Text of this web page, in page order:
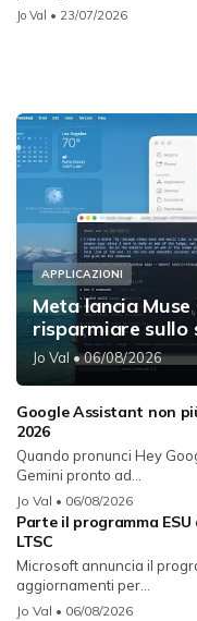
Jo Val • 23/07/2026
APPLICAZIONI
Meta lancia
risparmiare sullo
Jo Val • 06/08/2026
Google Assistant non
2026
Quando pronunci Hey
Gemini pronto ad...
Jo Val • 06/08/2026
Parte il programma
LTSC
Microsoft annuncia il
aggiornamenti per...
Jo Val • 06/08/2026